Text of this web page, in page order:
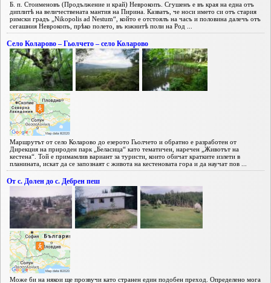
Б. п. Стоименовъ (Продължение и край) Неврокопъ. Сгушенъ е въ края на една отъ
диплитѣ на величествената мантия на Пирина. Казватъ, че носи името си отъ стария
римски градъ „Nikopolis ad Nestum“, който е отстоялъ на часъ и половина далечъ отъ
сегашния Неврокопъ, прѣко полето, въ южнитѣ поли на Род ...
Село Коларово – Гьолчето – село Коларово
Маршрутът от село Коларово до езерото Гьолчето и обратно е разработен от
Дирекция на природен парк „Беласица“ като тематичен, наречен „Животът на
кестена“. Той е примамлив вариант за туристи, които обичат кратките излети в
планината, искат да се запознаят с живота на кестеновата гора и да научат пов ...
От с. Долен до с. Дебрен пеш
Може би на някои ще прозвучи като странен един подобен преход. Определено мога